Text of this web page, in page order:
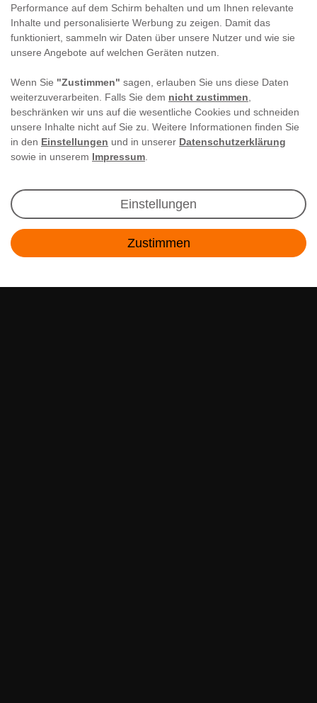
Performance auf dem Schirm behalten und um Ihnen relevante
Inhalte und personalisierte Werbung zu zeigen. Damit das
funktioniert, sammeln wir Daten über unsere Nutzer und wie sie
unsere Angebote auf welchen Geräten nutzen.
Wenn Sie "Zustimmen" sagen, erlauben Sie uns diese Daten
weiterzuverarbeiten. Falls Sie dem nicht zustimmen
beschränken wir uns auf die wesentliche Cookies und schneiden
unsere Inhalte nicht auf Sie zu. Weitere Informationen finden Sie
in den Einstellungen und in unserer Datenschutzerklärung
sowie in unserem Impressum
Einstellungen
Zustimmen
Newsletter Anmeldung
Angebote & Rabatte per E-Mail erhalten - Geld
sparen war noch nie so einfach!